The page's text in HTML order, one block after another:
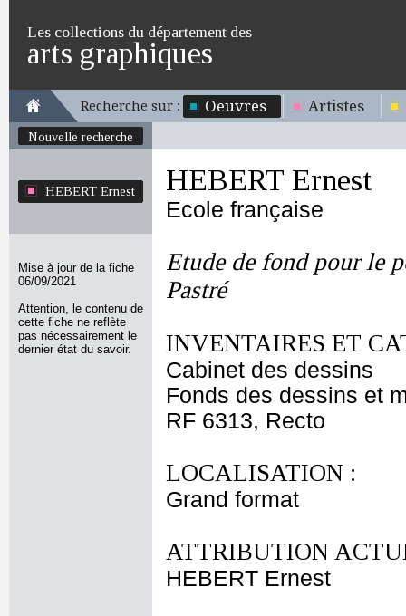
Les collections du département des
arts graphiques
Recherche sur : Oeuvres Artistes
Nouvelle recherche
HEBERT Ernest
Mise à jour de la fiche
06/09/2021
Attention, le contenu de
cette fiche ne reflète
pas nécessairement le
dernier état du savoir.
HEBERT Ernest
Ecole française
Etude de fond pour le
Pastré
INVENTAIRES ET
Cabinet des dessins
Fonds des dessins et
RF 6313, Recto
LOCALISATION :
Grand format
ATTRIBUTION
HEBERT Ernest